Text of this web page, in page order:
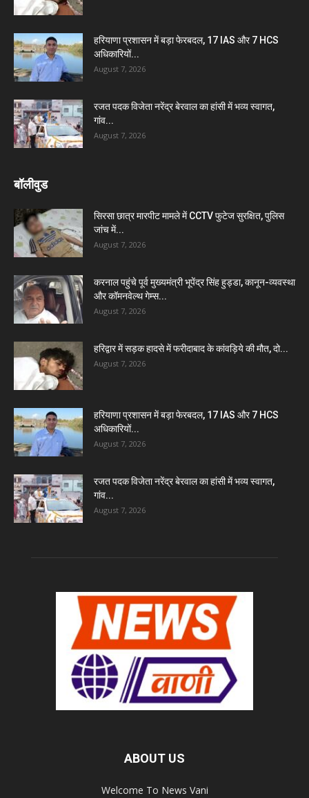
हरियाणा प्रशासन में बड़ा फेरबदल, 17 IAS और 7 HCS
अधिकारियों...
August 7, 2026
रजत पदक विजेता नरेंद्र बेरवाल का हांसी में भव्य स्वागत,
गांव...
August 7, 2026
बॉलीवुड
सिरसा छात्र मारपीट मामले में CCTV फुटेज सुरक्षित, पुलिस
जांच में...
August 7, 2026
करनाल पहुंचे पूर्व मुख्यमंत्री भूपेंद्र सिंह हुड्डा, कानून-व्यवस्था
और कॉमनवेल्थ गेम्स...
August 7, 2026
हरिद्वार में सड़क हादसे में फरीदाबाद के कांवड़िये की मौत, दो...
August 7, 2026
हरियाणा प्रशासन में बड़ा फेरबदल, 17 IAS और 7 HCS
अधिकारियों...
August 7, 2026
रजत पदक विजेता नरेंद्र बेरवाल का हांसी में भव्य स्वागत,
गांव...
August 7, 2026
ABOUT US
Welcome To News Vani